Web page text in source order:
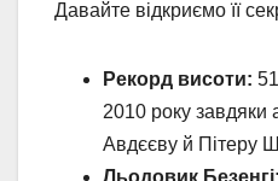
Давайте відкриємо її
Рекорд висоти:
2010 року завдяки
Авдєєву й Пітеру
Льодовик Безенгі: